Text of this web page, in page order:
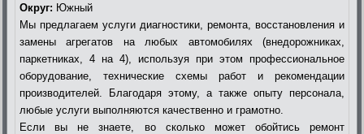
Округ: Южный
Мы предлагаем услуги диагностики, ремонта, восстановления и
замены агрегатов на любых автомобилях (внедорожниках,
паркетниках, 4 на 4), используя при этом профессиональное
оборудование, технические схемы работ и рекомендации
производителей. Благодаря этому, а также опыту персонала,
любые услуги выполняются качественно и грамотно.
Если вы не знаете, во сколько может обойтись ремонт